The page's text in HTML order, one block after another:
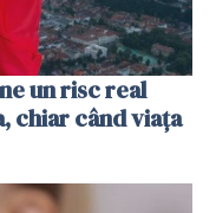
un risc real
chiar când viața